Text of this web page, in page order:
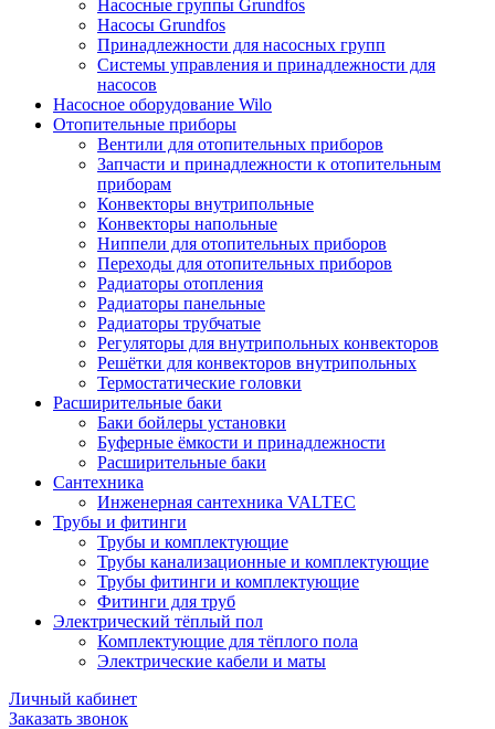
Насосные группы Grundfos
Насосы Grundfos
Принадлежности для насосных групп
Системы управления и принадлежности для
насосов
Насосное оборудование Wilo
Отопительные приборы
Вентили для отопительных приборов
Запчасти и принадлежности к отопительным
приборам
Конвекторы внутрипольные
Конвекторы напольные
Ниппели для отопительных приборов
Переходы для отопительных приборов
Радиаторы отопления
Радиаторы панельные
Радиаторы трубчатые
Регуляторы для внутрипольных конвекторов
Решётки для конвекторов внутрипольных
Термостатические головки
Расширительные баки
Баки бойлеры установки
Буферные ёмкости и принадлежности
Расширительные баки
Сантехника
Инженерная сантехника VALTEC
Трубы и фитинги
Трубы и комплектующие
Трубы канализационные и комплектующие
Трубы фитинги и комплектующие
Фитинги для труб
Электрический тёплый пол
Комплектующие для тёплого пола
Электрические кабели и маты
Личный кабинет
Заказать звонок